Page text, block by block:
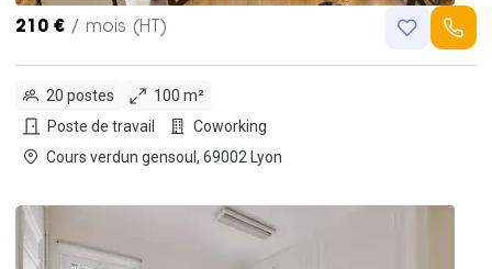
210 € / mois (HT)
20 postes
100 m²
Poste de travail
Coworking
Cours verdun gensoul, 69002 Lyon